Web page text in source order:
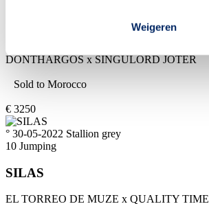
Weigeren
DONTHARGOS x SINGULORD JOTER
Sold to Morocco
€ 3250
° 30-05-2022 Stallion grey
10 Jumping
SILAS
EL TORREO DE MUZE x QUALITY TIME